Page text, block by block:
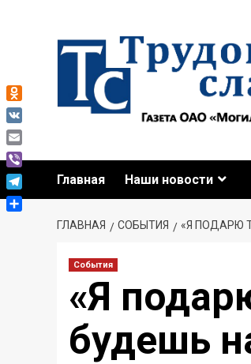
Главная Наши новости
ГЛАВНАЯ СОБЫТИЯ «Я ПОДАРЮ
События
«Я
будешь
Odnoklassniki
VK
Email
Viber
Telegram
Отправить